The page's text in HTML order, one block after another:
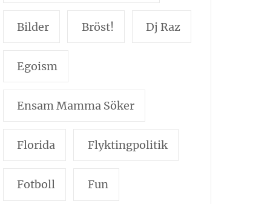
Bilder Bröst! Dj Raz
Egoism
Ensam Mamma Söker
Florida Flyktingpolitik
Fotboll Fun